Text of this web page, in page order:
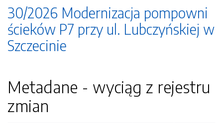
30/2026 Modernizacja pompowni
ścieków P7 przy ul. Lubczyńskiej w
Szczecinie
Metadane - wyciąg z rejestru
zmian